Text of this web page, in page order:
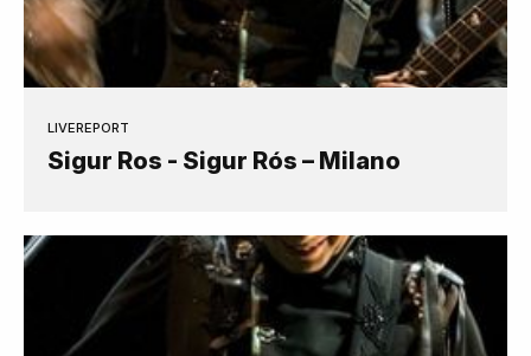
LIVEREPORT
Sigur Ros - Sigur Rós – Milano